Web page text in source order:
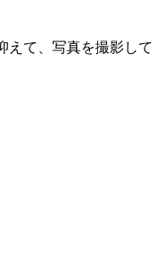
えて、写真を撮影して